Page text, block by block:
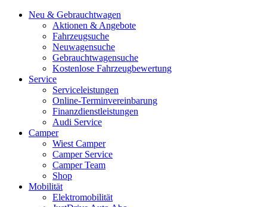
Neu & Gebrauchtwagen
Aktionen & Angebote
Fahrzeugsuche
Neuwagensuche
Gebrauchtwagensuche
Kostenlose Fahrzeugbewertung
Service
Serviceleistungen
Online-Terminvereinbarung
Finanzdienstleistungen
Audi Service
Camper
Wiest Camper
Camper Service
Camper Team
Shop
Mobilität
Elektromobilität